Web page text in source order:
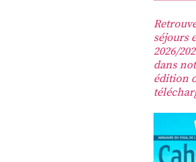
séjours
2026/
dans
édition